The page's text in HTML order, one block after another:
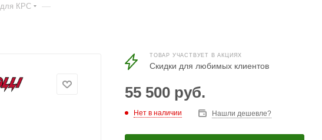
для КРС —
ТОВАР УЧАСТВУЕТ В АКЦИЯХ
Скидки для любимых клиентов
55 500 руб.
Нет в наличии Нашли дешевле?